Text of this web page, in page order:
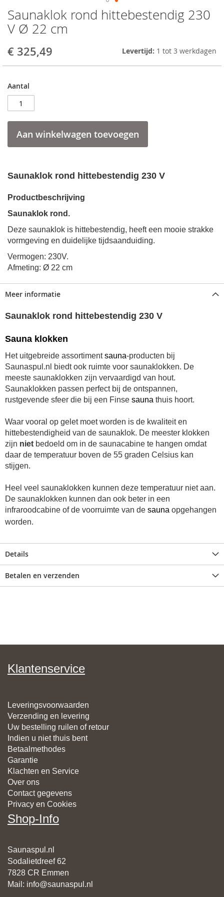
Saunaklok rond hittebestendig 230
V Ø 22 cm
€ 325,49 Levertijd: 1 tot 3 werkdagen
Aantal
Aan winkelwagen toevoegen
Saunaklok rond hittebestendig 230 V
Productbeschrijving
Saunaklok rond.
Deze saunaklok is hittebestendig, heeft een mooie strakke
vormgeving en duidelijke tijdsaanduiding.
Vermogen: 230V.
Afmeting: Ø 22 cm
Skip
to
the
of
gallery
Meer informatie
Saunaklok rond hittebestendig 230 V
Sauna klokken
Het uitgebreide assortimentsauna-producten bij
Saunaspul.nl biedt ook ruimte voor saunaklokken. De
meeste saunaklokken zijn vervaardigd van hout.
Saunaklokken passen perfect bij de ontspannen,
rustgevende sfeer die bij een Finse sauna thuis hoort.
Waar vooral op gelet moet worden is de kwaliteit en
hittebestendigheid van de saunaklok. De meester klokken
zijn niet bedoeld om in de saunacabine te hangen omdat
daar de temperatuur boven de 55 graden Celsius kan
stijgen.
Heel veel saunaklokken kunnen deze temperatuur niet aan.
De saunaklokken kunnen dan ook beter in een
infraroodcabine of de voorruimte van de sauna opgehangen
worden.
Details
Betalen en verzenden
Klantenservice
Leveringsvoorwaarden
Verzending en levering
Uw bestelling ruilen of retour
Indien u niet thuis bent
Betaalmethodes
Garantie
Klachten en Service
Over ons
Contact gegevens
Privacy en Cookies
Shop-Info
Saunaspul.nl
Sodalietdreef 62
7828 CR Emmen
Mail : info@saunaspul.nl